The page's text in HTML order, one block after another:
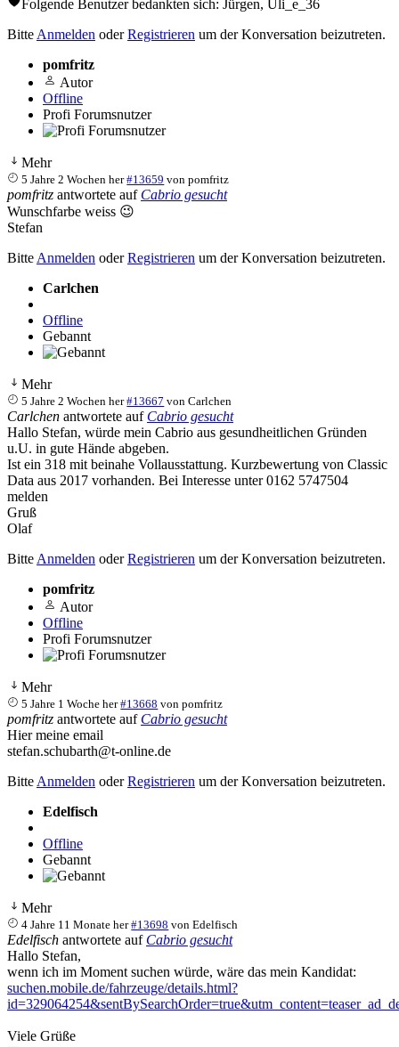
Folgende Benutzer bedankten sich: Jürgen, Uli_e_36
Bitte Anmelden oderRegistrieren um der Konversation beizutreten.
pomfritz
Autor
Offline
Profi Forumsnutzer
Mehr
5 Jahre 2 Wochen her #13659 vonpomfritz
pomfritz antwortete auf Cabrio gesucht
Wunschfarbe weiss 😉
Stefan
Bitte Anmelden oderRegistrieren um der Konversation beizutreten.
Carlchen
Offline
Gebannt
Mehr
5 Jahre 2 Wochen her #13667 vonCarlchen
Carlchen antwortete auf Cabrio gesucht
Hallo Stefan, würde mein Cabrio aus gesundheitlichen Gründen
u.U. in gute Hände abgeben.
Ist ein 318 mit beinahe Vollausstattung. Kurzbewertung von Classic
Data aus 2017 vorhanden. Bei Interesse unter 0162 5747504
melden
Gruß
Olaf
Bitte Anmelden oderRegistrieren um der Konversation beizutreten.
pomfritz
Autor
Offline
Profi Forumsnutzer
Mehr
5 Jahre 1 Woche her #13668 vonpomfritz
pomfritz antwortete auf Cabrio gesucht
Hier meine email
stefan.schubarth@t-online.de
Bitte Anmelden oderRegistrieren um der Konversation beizutreten.
Edelfisch
Offline
Gebannt
Mehr
4 Jahre 11 Monate her #13698 vonEdelfisch
Edelfisch antwortete auf Cabrio gesucht
Hallo Stefan,
wenn ich im Moment suchen würde, wäre das mein Kandidat:
suchen.mobile.de/fahrzeuge/details.html?
Viele Grüße